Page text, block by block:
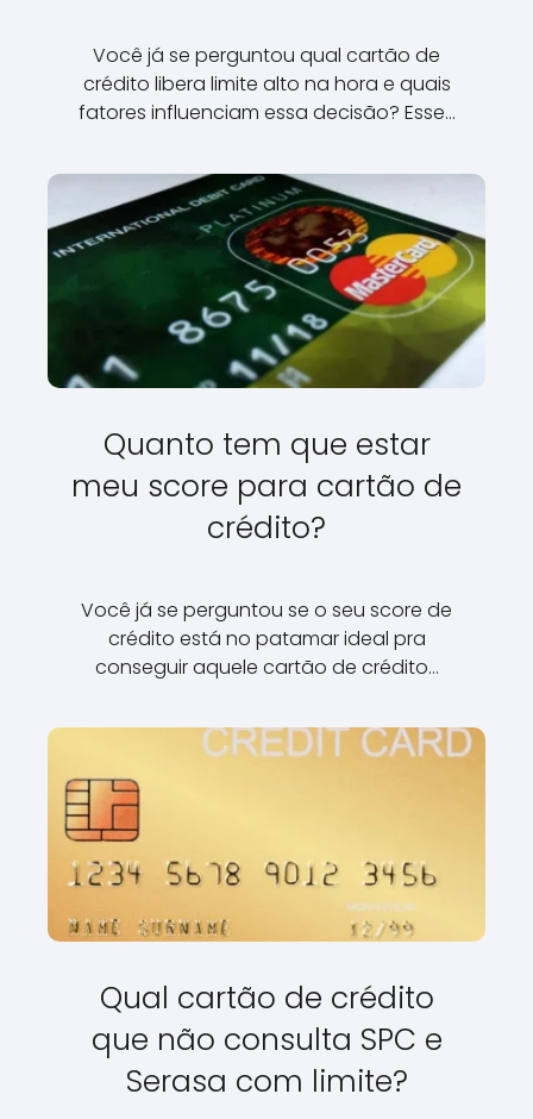
Você já se perguntou qual cartão de
crédito libera limite alto na hora e quais
fatores influenciam essa decisão? Esse…
Quanto tem que estar
meu score para cartão de
crédito?
Você já se perguntou se o seu score de
crédito está no patamar ideal pra
conseguir aquele cartão de crédito…
Qual cartão de crédito
que não consulta SPC e
Serasa com limite?